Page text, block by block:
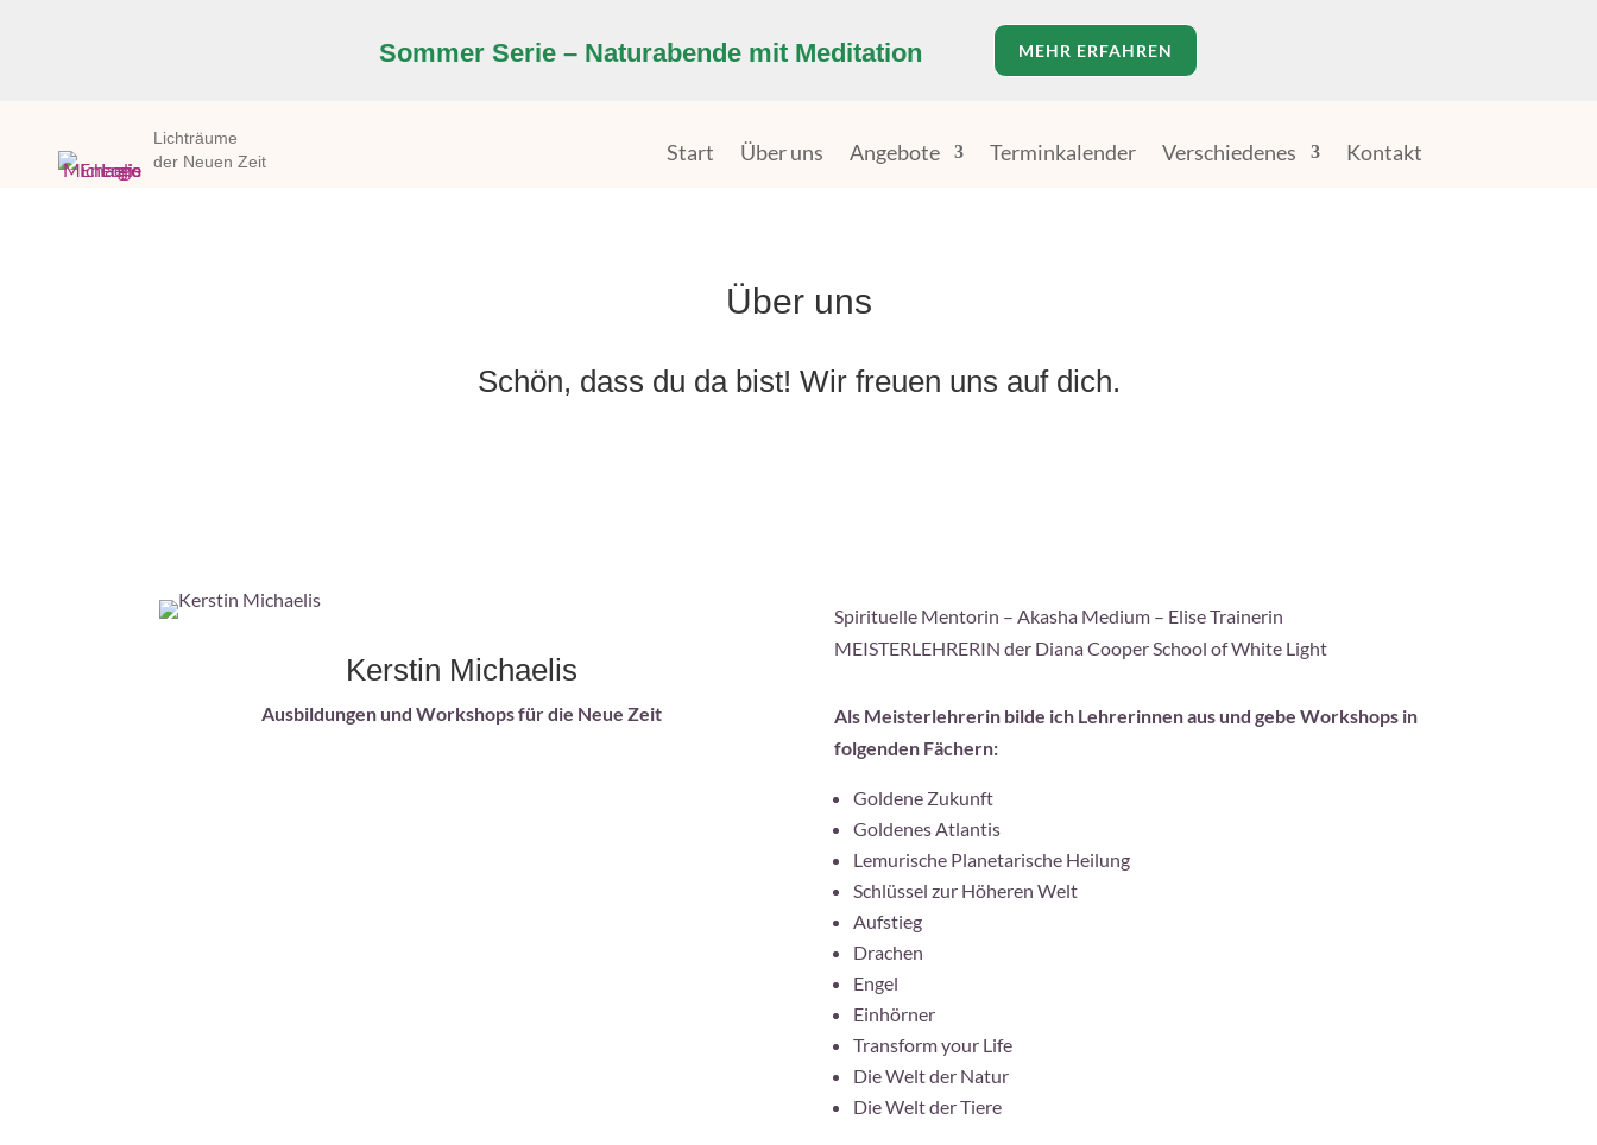
Sommer Serie – Naturabende mit Meditation MEHR ERFAHREN
Lichträume
der Neuen Zeit
Start Über uns Angebote Terminkalender Verschiedenes Kontakt
Über uns
Schön, dass du da bist! Wir freuen uns auf dich.
Kerstin Michaelis
Ausbildungen und Workshops für die Neue Zeit
Spirituelle Mentorin – Akasha Medium – Elise Trainerin
MEISTERLEHRERIN der Diana Cooper School of White Light
Als Meisterlehrerin bilde ich Lehrerinnen aus und gebe Workshops in
folgenden Fächern:
Goldene Zukunft
Goldenes Atlantis
Lemurische Planetarische Heilung
Schlüssel zur Höheren Welt
Aufstieg
Drachen
Engel
Einhörner
Transform your Life
Die Welt der Natur
Die Welt der Tiere